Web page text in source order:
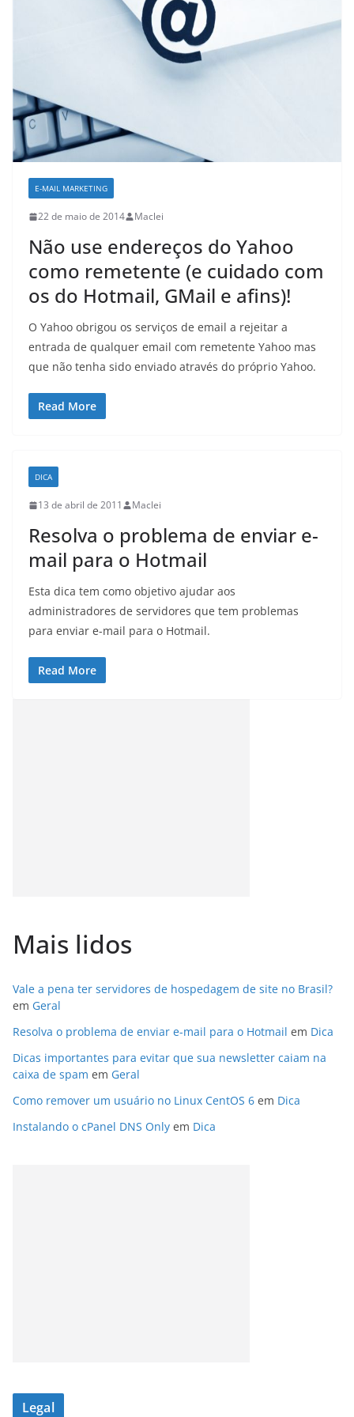
E-MAIL MARKETING
22 de maio de 2014 Maclei
Não use endereços do Yahoo
como remetente (e cuidado com
os do Hotmail, GMail e afins)!
O Yahoo obrigou os serviços de email a rejeitar a
entrada de qualquer email com remetente Yahoo mas
que não tenha sido enviado através do próprio Yahoo.
Read More
DICA
13 de abril de 2011 Maclei
Resolva o problema de enviar e-
mail para o Hotmail
Esta dica tem como objetivo ajudar aos
administradores de servidores que tem problemas
para enviar e-mail para o Hotmail.
Read More
Mais lidos
Vale a pena ter servidores de hospedagem de site no Brasil?
em Geral
Resolva o problema de enviar e-mail para o Hotmail em Dica
Dicas importantes para evitar que sua newsletter caiam na
caixa de spam em Geral
Como remover um usuário no Linux CentOS 6 em Dica
Instalando o cPanel DNS Only em Dica
Legal